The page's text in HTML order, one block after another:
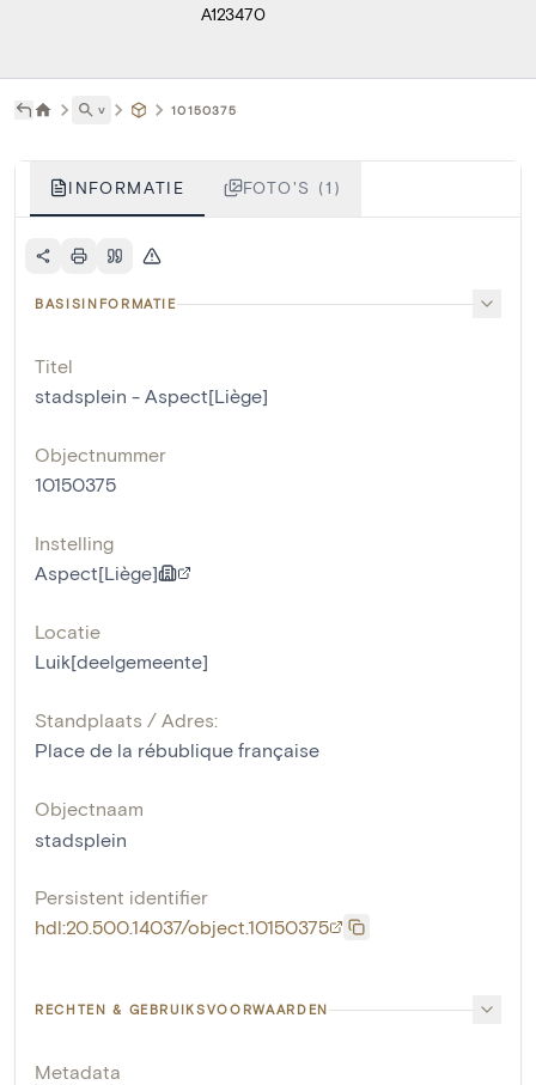
A123470
˅ 10150375
INFORMATIE FOTO'S (1)
BASISINFORMATIE
Titel
stadsplein - Aspect[Liège]
Objectnummer
10150375
Instelling
Aspect[Liège]
Locatie
Luik[deelgemeente]
Standplaats / Adres:
Place de la rébublique française
Objectnaam
stadsplein
Persistent identifier
hdl:20.500.14037/object.10150375
RECHTEN & GEBRUIKSVOORWAARDEN
Metadata